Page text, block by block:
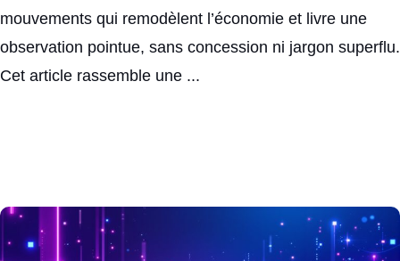
mouvements qui remodèlent l’économie et livre une
observation pointue, sans concession ni jargon superflu.
Cet article rassemble une ...